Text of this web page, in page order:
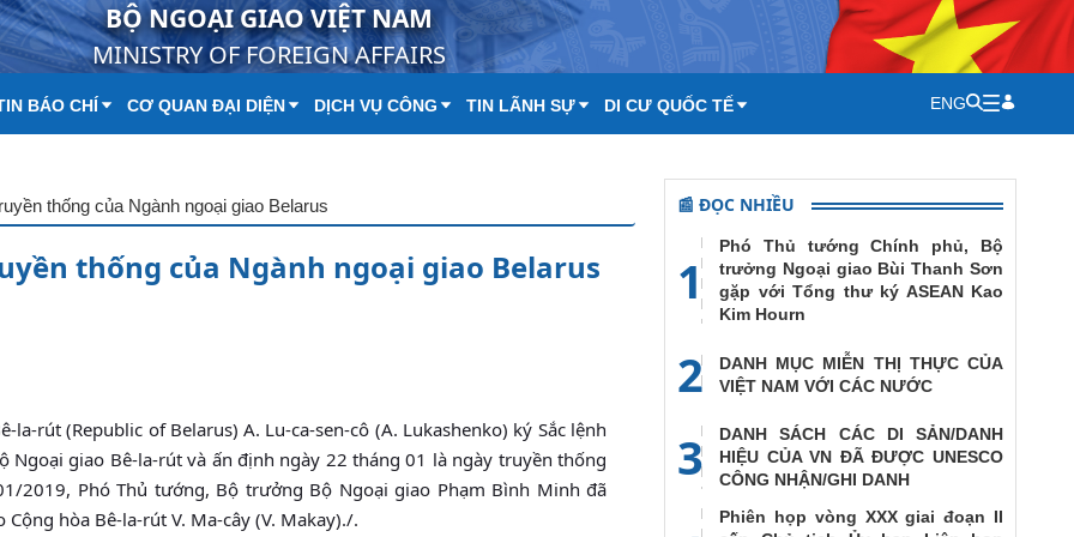
BỘ NGOẠI GIAO VIỆT NAM
MINISTRY OF FOREIGN AFFAIRS
BÁO CHÍ CƠ QUAN ĐẠI DIỆN DỊCH VỤ CÔNG TIN LÃNH SỰ DI CƯ QUỐC TẾ ENG
thống của Ngành ngoại giao Belarus
thống của Ngành ngoại giao Belarus
la-rút (Republic of Belarus) A. Lu-ca-sen-cô (A. Lukashenko) ký Sắc lệnh
Ngoại giao Bê-la-rút và ấn định ngày 22 tháng 01 là ngày truyền thống
2019, Phó Thủ tướng, Bộ trưởng Bộ Ngoại giao Phạm Bình Minh đã
hòa Bê-la-rút V. Ma-cây (V. Makay)./.
📰 ĐỌC NHIỀU
1
Phó Thủ tướng Chính phủ, Bộ
trưởng Ngoại giao Bùi Thanh Sơn
gặp với Tổng thư ký ASEAN Kao
Kim Hourn
2
DANH MỤC MIỄN THỊ THỰC CỦA
VIỆT NAM VỚI CÁC NƯỚC
3
DANH SÁCH CÁC DI SẢN/DANH
HIỆU CỦA VN ĐÃ ĐƯỢC UNESCO
CÔNG NHẬN/GHI DANH
Phiên họp vòng XXX giai đoạn II